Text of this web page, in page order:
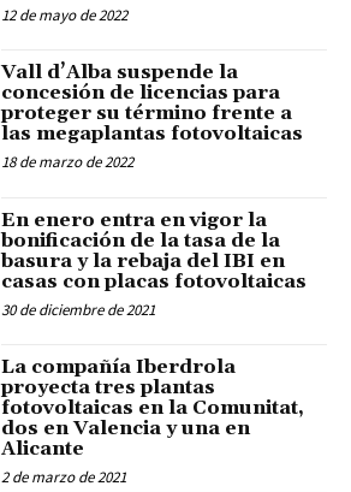
12 de mayo de 2022
Vall d’Alba suspende la
concesión de licencias para
proteger su término frente a
las megaplantas fotovoltaicas
18 de marzo de 2022
En enero entra en vigor la
bonificación de la tasa de la
basura y la rebaja del IBI en
casas con placas fotovoltaicas
30 de diciembre de 2021
La compañía Iberdrola
proyecta tres plantas
fotovoltaicas en la Comunitat,
dos en Valencia y una en
Alicante
2 de marzo de 2021